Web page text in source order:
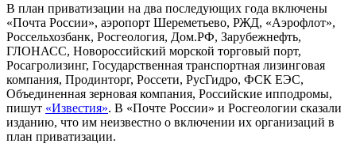
В план приватизации на два последующих года включены
«Почта России», аэропорт Шереметьево, РЖД, «Аэрофлот»,
Россельхозбанк, Росгеология, Дом.РФ, Зарубежнефть,
ГЛОНАСС, Новороссийский морской торговый порт,
Росагролизинг, Государственная транспортная лизинговая
компания, Продинторг, Россети, РусГидро, ФСК ЕЭС,
Объединенная зерновая компания, Российские ипподромы,
пишут «Известия». В «Почте России» и Росгеологии сказали
изданию, что им неизвестно о включении их организаций в
план приватизации.